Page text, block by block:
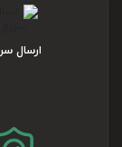
ارسال